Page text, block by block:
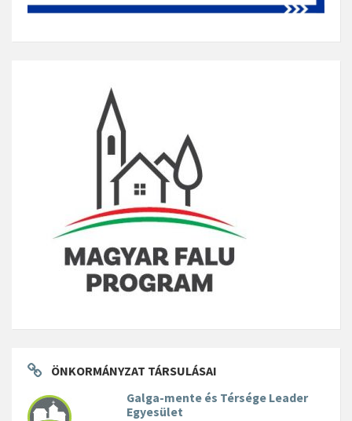
ÖNKORMÁNYZAT TÁRSULÁSAI
Galga-mente és Térsége Leader
Egyesület